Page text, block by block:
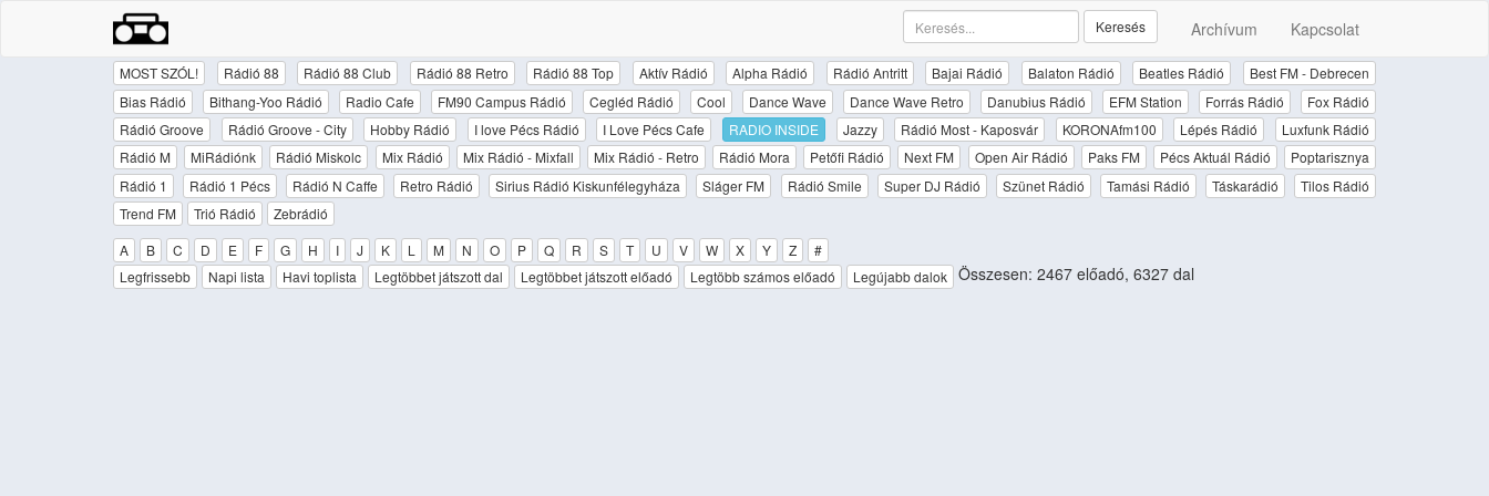
Archívum Kapcsolat
Keresés
MOST SZÓL! Rádió 88 Rádió 88 Club Rádió 88 Retro Rádió 88 Top Aktív Rádió Alpha Rádió Rádió Antritt Bajai Rádió Balaton Rádió Beatles Rádió
Best FM - Debrecen
Bias Rádió
Bithang-Yoo Rádió Radio Cafe FM90 Campus Rádió Cegléd Rádió Cool Dance Wave Dance Wave Retro Danubius Rádió EFM Station Forrás Rádió
Fox Rádió
Rádió Groove
Rádió Groove - City Hobby Rádió I love Pécs Rádió I Love Pécs Cafe RADIO INSIDE Jazzy Rádió Most - Kaposvár KORONAfm100 Lépés Rádió
Luxfunk Rádió
Rádió M
MiRádiónk Rádió Miskolc Mix Rádió Mix Rádió - Mixfall Mix Rádió - Retro Rádió Mora Petőfi Rádió Next FM Open Air Rádió Paks FM Pécs Aktuál Rádió
Poptarisznya
Rádió 1
Rádió 1 Pécs Rádió N Caffe Retro Rádió Sirius Rádió Kiskunfélegyháza Sláger FM Rádió Smile Super DJ Rádió Szünet Rádió Tamási Rádió Táskarádió
Tilos Rádió
Trend FM
Trió Rádió
Zebrádió
A
B C D E F G H I J K L M N O P Q R S T U V W X Y Z
#
Legfrissebb
Napi lista Havi toplista Legtöbbet játszott dal Legtöbbet játszott előadó Legtöbb számos előadó Legújabb dalok Összesen: 2467 előadó, 6327 dal